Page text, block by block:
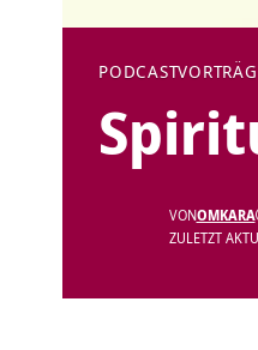
PODCAST
ZULETZT
VONOMKARA